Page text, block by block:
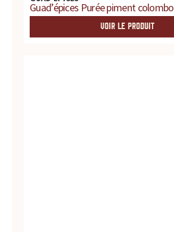
t
Guad’épices Purée piment colombo
VOIR LE PRODUIT